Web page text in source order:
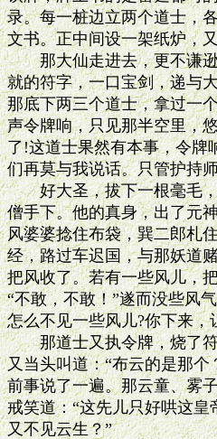
录。每一桩边立两个道士，
文书。正中间设一架纸炉，
那大仙走进去，更不谦逊
就的符字，一口宝剑，递与
那底下两三个道士，拿过一
声令牌响，只见那半空里，
了!这道士果然有本事，令牌
们再莫与我说话。只管护持
好大圣，拔下一根毫毛，
僧手下。他的真身，出了元
风婆婆捻住布袋，巽二郎札
经，路过车迟国，与那妖道
把风收了。若有一些风儿，
“不敢，不敢！”遂而没些风
怎么不见一些风儿?你下来，
那道士又执令牌，烧了符
又当头叫道：“布云的是那
前事说了一遍。那云童、雾
戒笑道：“这先儿只好哄这
又不见云生？”